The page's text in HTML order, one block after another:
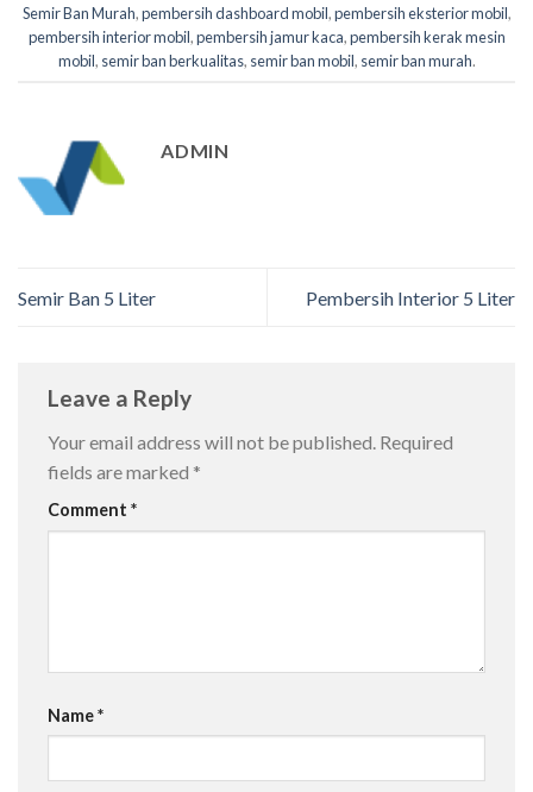
Semir Ban Murah,pembersih dashboard mobil,pembersih eksterior mobil,
pembersih interior mobil,pembersih jamur kaca,pembersih kerak mesin
mobil, semir ban berkualitas, semir ban mobil, semir ban murah.
ADMIN
Semir Ban 5 Liter Pembersih Interior 5 Liter
Leave a Reply
Your email address will not be published. Required
fields are marked *
Comment *
Name*